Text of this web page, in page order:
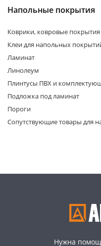
Напольные покрытия
Коврики, ковровые покрытия
Клеи для напольных
Ламинат
Линолеум
Плинтусы ПВХ и
Подложка под ламинат
Пороги
Сопутствующие товары для
Нужна